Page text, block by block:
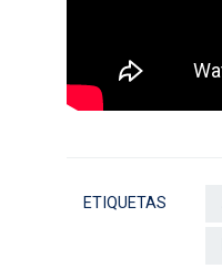
ETIQUETAS